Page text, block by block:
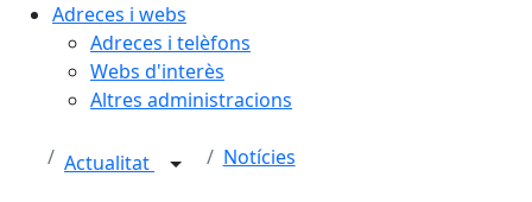
Adreces i webs
Adreces i telèfons
Webs d'interès
Altres administracions
Actualitat Notícies